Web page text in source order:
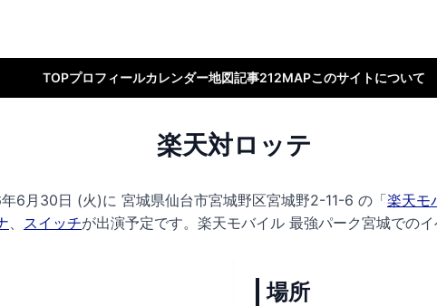
TOPプロフィールカレンダー地図記事212MAPこのサイトについて
楽天対ロッテ
年6月30日 (火)に 宮城県仙台市宮城野区宮城野2-11-6 の 「楽天モ
、 スイッチが出演予定です。 楽天モバイル 最強パーク宮城での
場所